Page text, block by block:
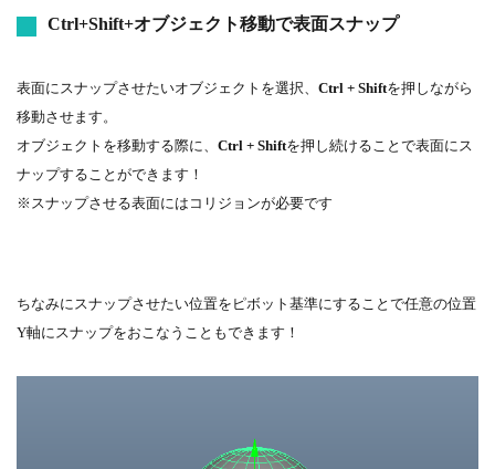
Ctrl+Shift+オブジェクト移動で表面スナップ
表面にスナップさせたいオブジェクトを選択、 Ctrl + Shiftを押しながら
移動させます。
オブジェクトを移動する際に、 Ctrl + Shiftを押し続けることで表面にス
ナップすることができます！
※スナップさせる表面にはコリジョンが必要です
ちなみにスナップさせたい位置をピボット基準にすることで任意の位置
Y軸にスナップをおこなうこともできます！